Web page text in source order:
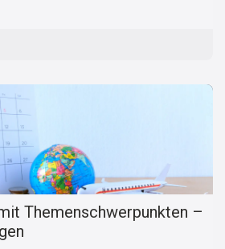
Themenschwerpunkten –